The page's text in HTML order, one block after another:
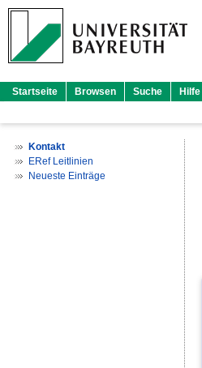
Startseite Browsen Suche Hilfe
Kontakt
ERef Leitlinien
Neueste Einträge